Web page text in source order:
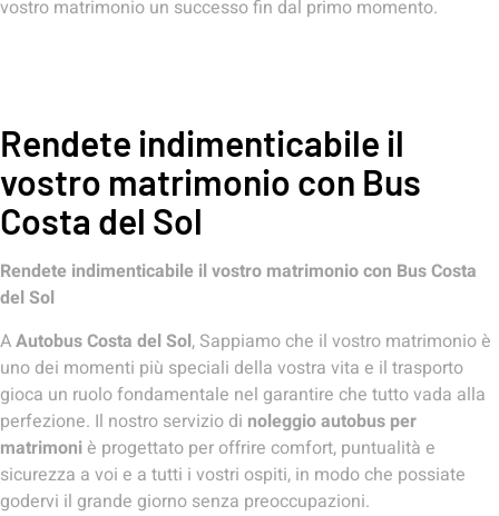
vostro matrimonio un successo fin dal primo momento.
Rendete indimenticabile il
vostro matrimonio con Bus
Costa del Sol
Rendete indimenticabile il vostro matrimonio con Bus Costa
del Sol
AAutobus Costa del Sol, Sappiamo che il vostro matrimonio è
uno dei momenti più speciali della vostra vita e il trasporto
gioca un ruolo fondamentale nel garantire che tutto vada alla
perfezione. Il nostro servizio di noleggio autobus per
matrimoni è progettato per offrire comfort, puntualità e
sicurezza a voi e a tutti i vostri ospiti, in modo che possiate
godervi il grande giorno senza preoccupazioni.